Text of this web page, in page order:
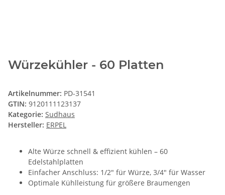
Würzekühler - 60 Platten
Artikelnummer: PD-31541
GTIN: 9120111123137
Kategorie: Sudhaus
Hersteller: ERPEL
Alte Würze schnell & effizient kühlen – 60
Edelstahlplatten
Einfacher Anschluss: 1/2" für Würze, 3/4" für Wasser
Optimale Kühlleistung für größere Braumengen